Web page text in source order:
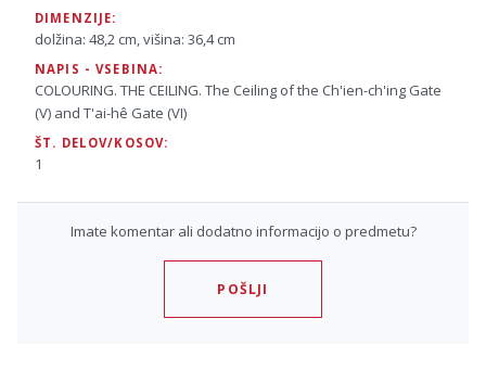
DIMENZIJE:
dolžina: 48,2 cm, višina: 36,4 cm
NAPIS - VSEBINA:
COLOURING. THE CEILING. The Ceiling of the Ch'ien-ch'ing Gate
(V) and T'ai-hê Gate (VI)
ŠT. DELOV/KOSOV:
1
Imate komentar ali dodatno informacijo o predmetu?
POŠLJI